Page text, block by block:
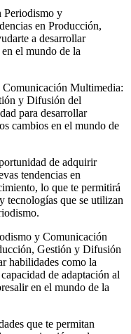
Periodismo y
en Producción,
a desarrollar
el mundo de la
Multimedia:
y Difusión del
para desarrollar
cambios en el mundo de
de adquirir
tendencias en
lo que te permitirá
tecnologías que se utilizan
y Comunicación
Gestión y Difusión
habilidades como la
de adaptación al
en el mundo de la
que te permitan